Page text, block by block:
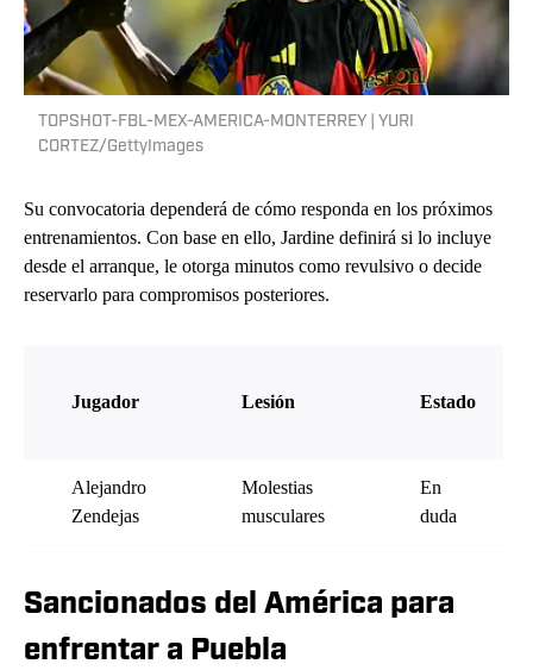
TOPSHOT-FBL-MEX-AMERICA-MONTERREY | YURI
CORTEZ/GettyImages
Su convocatoria dependerá de cómo responda en los próximos
entrenamientos. Con base en ello, Jardine definirá si lo incluye
desde el arranque, le otorga minutos como revulsivo o decide
reservarlo para compromisos posteriores.
Jugador Lesión Estado
Alejandro
Zendejas
Molestias
musculares
En
duda
Sancionados del América para
enfrentar a Puebla